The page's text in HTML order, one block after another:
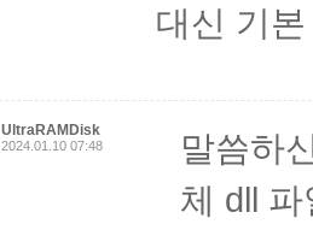
대신 기
UltraRAMDisk
2024.01.10 07:48
말씀하
체 dll